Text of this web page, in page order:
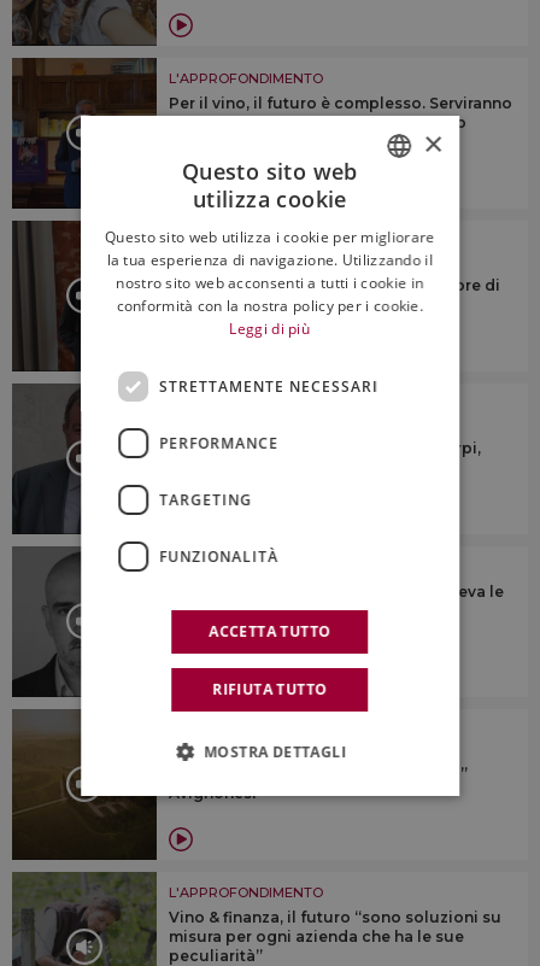
L'APPROFONDIMENTO
Per il vino, il futuro è complesso. Serviranno
identità territoriale e “anima”, citando
L'APPROFONDIMENTO
“Dovremmo cercare di riunire le
denominazioni sotto un numero minore di
consorzi di tutela”
generalizzazioni su taglio rese o estirpi,
L'APPROFONDIMENTO
“Ascoltava tutti, parlava a tutti, e vedeva le
cose proiettate nel futuro, prima di
realizzarle”
Il valore di essere B-Corp e delle
certificazioni di sostenibilità: il “caso”
Avignonesi
L'APPROFONDIMENTO
Vino & finanza, il futuro “sono soluzioni su
misura per ogni azienda che ha le sue
peculiarità”
ENGLISH
×
Questo sito web
utilizza cookie
Questo sito web utilizza i cookie per migliorare
la tua esperienza di navigazione. Utilizzando il
nostro sito web acconsenti a tutti i cookie in
conformità con la nostra policy per i cookie.
Leggi di più
STRETTAMENTE NECESSARI
PERFORMANCE
TARGETING
FUNZIONALITÀ
ACCETTA TUTTO
RIFIUTA TUTTO
MOSTRA DETTAGLI